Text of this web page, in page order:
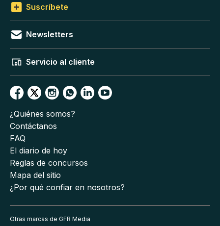
Suscríbete
Newsletters
Servicio al cliente
¿Quiénes somos?
Contáctanos
FAQ
El diario de hoy
Reglas de concursos
Mapa del sitio
¿Por qué confiar en nosotros?
Otras marcas de GFR Media